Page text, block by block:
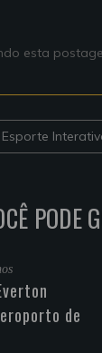
esta
Esporte
PODE
de